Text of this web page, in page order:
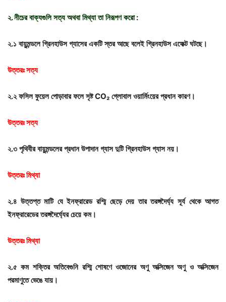
২.নীচের বাক্যগুলি সত্য অথবা মিথ্যা তা নিরূপণ করো:
২.১ বায়ুমন্ডলে গ্রিনহাউস গ্যাসের একটি স্তর আছে বলেই গ্রিনহাউস এফেক্ট ঘটছে।
উত্তরঃসত্য
২.২ ফসিল ফুয়েল পোড়াবার ফলে সৃষ্টCO₂ গ্লোবাল ওয়ার্মিংয়ের প্রধান কারণ।
উত্তরঃসত্য
২.৩ পৃথিবীর বায়ুমন্ডলের প্রধান উপাদান গ্যাস দুটি গ্রিনহাউস গ্যাস নয়।
উত্তরঃমিথ্যা
২.৪ উত্তপ্ত মাটি যে ইনফ্রারেড রশ্মি ছেড়ে দেয় তার তরঙ্গদৈর্ঘ্য সূর্য থেকে আগত
ইনফ্রারেডের তরঙ্গদৈর্ঘ্যের চেয়ে কম।
উত্তরঃমিথ্যা
২.৫ কম শক্তির অতিবেগুনি রশ্মি শোষণে ওজোনের অণু অক্সিজেন অণু ও অক্সিজেন
পরমাণুতে ভেঙে যায়।